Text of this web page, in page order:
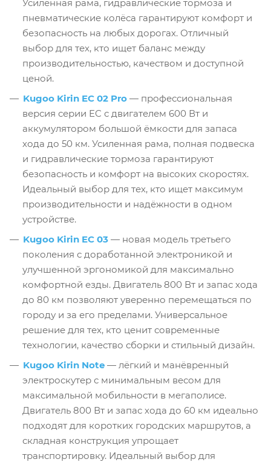
Усиленная рама, гидравлические тормоза и
пневматические колёса гарантируют комфорт и
безопасность на любых дорогах. Отличный
выбор для тех, кто ищет баланс между
производительностью, качеством и доступной
ценой.
Kugoo Kirin EC 02 Pro — профессиональная
версия серии EC с двигателем 600 Вт и
аккумулятором большой ёмкости для запаса
хода до 50 км. Усиленная рама, полная подвеска
и гидравлические тормоза гарантируют
безопасность и комфорт на высоких скоростях.
Идеальный выбор для тех, кто ищет максимум
производительности и надёжности в одном
устройстве.
Kugoo Kirin EC 03 — новая модель третьего
поколения с доработанной электроникой и
улучшенной эргономикой для максимально
комфортной езды. Двигатель 800 Вт и запас хода
до 80 км позволяют уверенно перемещаться по
городу и за его пределами. Универсальное
решение для тех, кто ценит современные
технологии, качество сборки и стильный дизайн.
Kugoo Kirin Note — лёгкий и манёвренный
электроскутер с минимальным весом для
максимальной мобильности в мегаполисе.
Двигатель 800 Вт и запас хода до 60 км идеально
подходят для коротких городских маршрутов, а
складная конструкция упрощает
транспортировку. Идеальный выбор для